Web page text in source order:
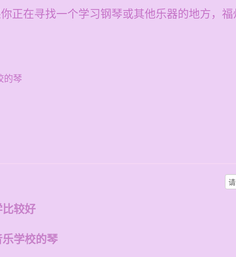
正在寻找一个学习钢琴或其他乐器的地方，
的琴
较好
学校的琴